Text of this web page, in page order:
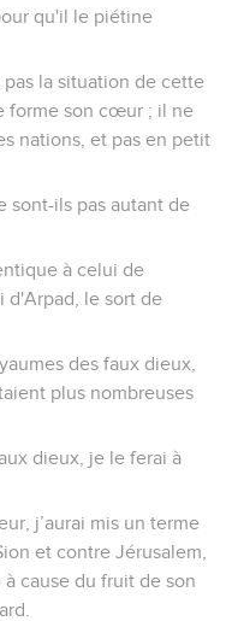
qu'il le piétine
la situation de cette
forme son cœur ; il ne
nations, et pas en petit
sont-ils pas autant de
à celui de
d'Arpad, le sort de
des faux dieux,
plus nombreuses
dieux, je le ferai à
j’aurai mis un terme
et contre Jérusalem,
cause du fruit de son